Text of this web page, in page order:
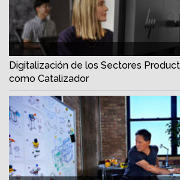
Digitalización de los Sectores
como Catalizador